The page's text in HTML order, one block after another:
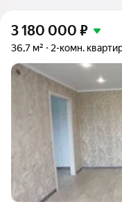
3 180 000 ₽
36,7 м² 2-комн.